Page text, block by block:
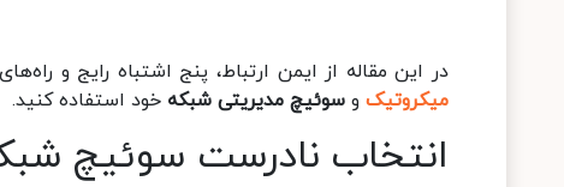
در این مقاله از ایمن ارتباط، پنج اشتباه رایج و
میکروتیک و سوئیچ مدیریتی شبکه خود استفاده کنید.
انتخاب نادرست سوئیچ